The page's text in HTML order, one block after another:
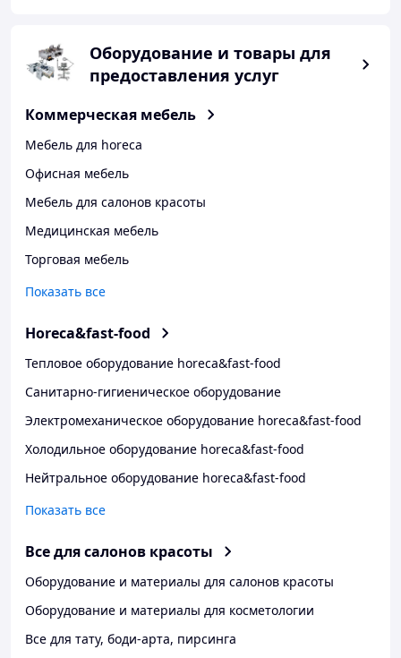
Оборудование и товары для
предоставления услуг
Коммерческая мебель
Мебель для horeca
Офисная мебель
Мебель для салонов красоты
Медицинская мебель
Торговая мебель
Показать все
Horeca&fast-food
Тепловое оборудование horeca&fast-food
Санитарно-гигиеническое оборудование
Электромеханическое оборудование horeca&fast-food
Холодильное оборудование horeca&fast-food
Нейтральное оборудование horeca&fast-food
Показать все
Все для салонов красоты
Оборудование и материалы для салонов красоты
Оборудование и материалы для косметологии
Все для тату, боди-арта, пирсинга